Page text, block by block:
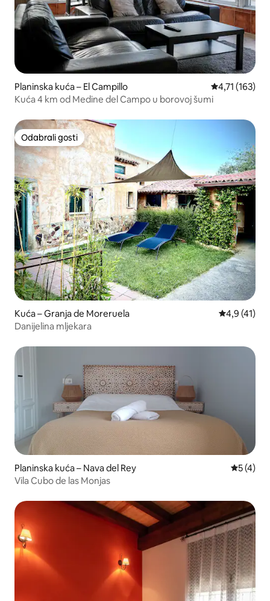
Planinska kuća – El Campillo Prosječna
4,71 (163)
Kuća 4 km od Medine del Campo u borovoj šumi
Odabrali gosti
Odabrali gosti
Kuća – Granja de Moreruela Prosječna
4,9 (41)
Danijelina mljekara
Planinska kuća – Nava del Rey
5 (4)
Vila Cubo de las Monjas